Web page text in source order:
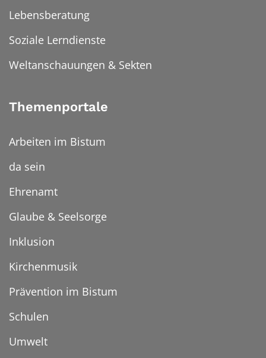
Lebensberatung
Soziale Lerndienste
Weltanschauungen & Sekten
Themenportale
Arbeiten im Bistum
da sein
Ehrenamt
Glaube & Seelsorge
Inklusion
Kirchenmusik
Prävention im Bistum
Schulen
Umwelt